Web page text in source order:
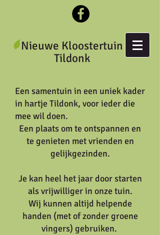
Nieuwe Kloostertuin
Tildonk
Een samentuin in een uniek kader
in hartje Tildonk, voor ieder die
mee wil doen.
Een plaats om te ontspannen en
te genieten met vrienden en
gelijkgezinden.
Je kan heel het jaar door starten
als vrijwilliger in onze tuin.
Wij kunnen altijd helpende
handen (met of zonder groene
vingers) gebruiken.